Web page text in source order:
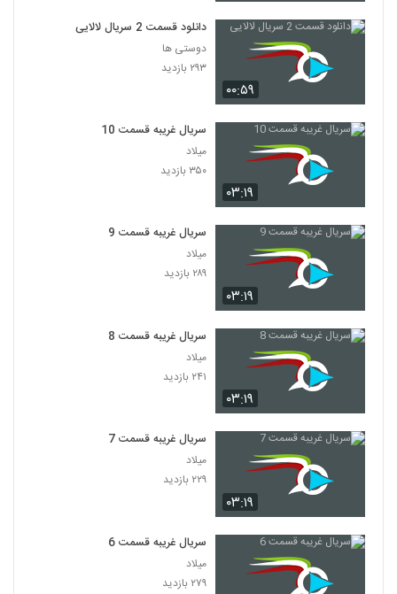
۰۰:۵۹
دانلود قسمت 2 سریال لالایی
دوستی ها
۲۹۳ بازدید
۰۳:۱۹
سریال غریبه قسمت 10
میلاد
۳۵۰ بازدید
۰۳:۱۹
سریال غریبه قسمت 9
میلاد
۲۸۹ بازدید
۰۳:۱۹
سریال غریبه قسمت 8
میلاد
۲۴۱ بازدید
۰۳:۱۹
سریال غریبه قسمت 7
میلاد
۲۲۹ بازدید
سریال غریبه قسمت 6
میلاد
۲۷۹ بازدید